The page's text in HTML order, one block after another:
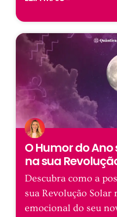
O Humor do
na sua
Descubra como a
sua Revolução
emocional do seu